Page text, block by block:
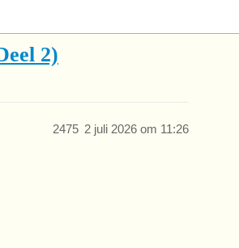
2)
2 juli 2026 om 11:26
2475